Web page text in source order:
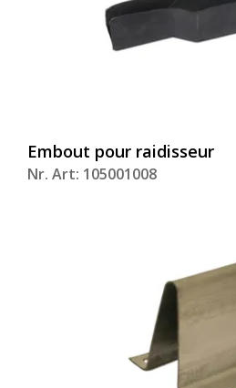
Embout pour raidisseur
Nr. Art: 105001008